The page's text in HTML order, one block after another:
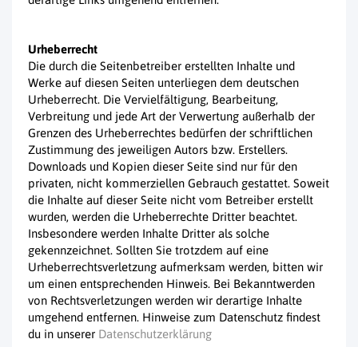
Urheberrecht
Die durch die Seitenbetreiber erstellten Inhalte und
Werke auf diesen Seiten unterliegen dem deutschen
Urheberrecht. Die Vervielfältigung, Bearbeitung,
Verbreitung und jede Art der Verwertung außerhalb der
Grenzen des Urheberrechtes bedürfen der schriftlichen
Zustimmung des jeweiligen Autors bzw. Erstellers.
Downloads und Kopien dieser Seite sind nur für den
privaten, nicht kommerziellen Gebrauch gestattet. Soweit
die Inhalte auf dieser Seite nicht vom Betreiber erstellt
wurden, werden die Urheberrechte Dritter beachtet.
Insbesondere werden Inhalte Dritter als solche
gekennzeichnet. Sollten Sie trotzdem auf eine
Urheberrechtsverletzung aufmerksam werden, bitten wir
um einen entsprechenden Hinweis. Bei Bekanntwerden
von Rechtsverletzungen werden wir derartige Inhalte
umgehend entfernen. Hinweise zum Datenschutz findest
du in unserer Datenschutzerklärung